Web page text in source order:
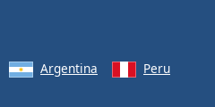
Argentina Peru